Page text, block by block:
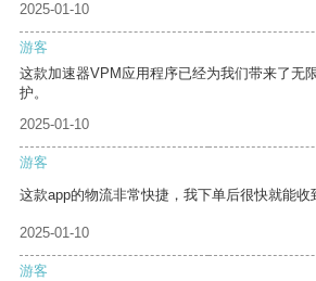
2025-01-10
游客
这款加速器VPM应用程序已经为我们带来了无
护。
2025-01-10
游客
这款app的物流非常快捷，我下单后很快就能收
2025-01-10
游客